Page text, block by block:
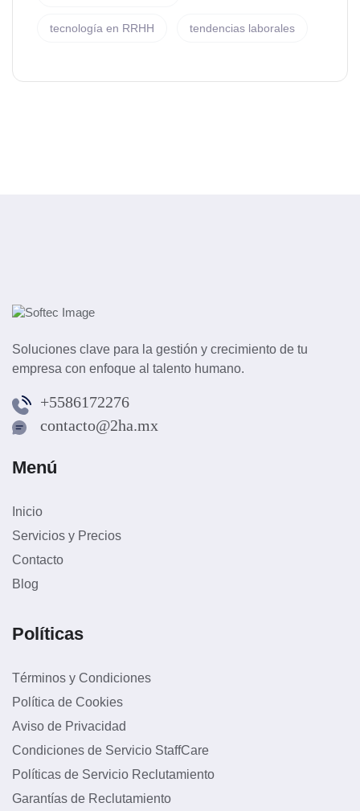
tecnología en RRHH tendencias laborales
Soluciones clave para la gestión y crecimiento de tu
empresa con enfoque al talento humano.
+5586172276
contacto@2ha.mx
Menú
Inicio
Servicios y Precios
Contacto
Blog
Políticas
Términos y Condiciones
Política de Cookies
Aviso de Privacidad
Condiciones de Servicio StaffCare
Políticas de Servicio Reclutamiento
Garantías de Reclutamiento